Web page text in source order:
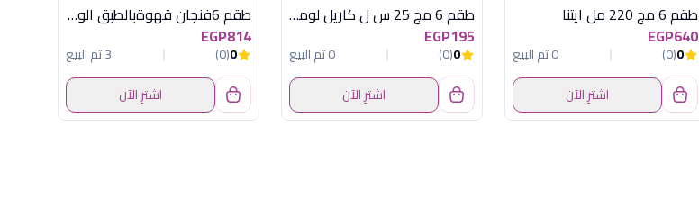
طقم 6 مج 220 مل ايتنا
EGP640
0
(0)
0 تم البيع
اشترِ الآن
طقم 6 مج 25 س ل كاريل لومينارك اماراتي
EGP195
0
(0)
0 تم البيع
اشترِ الآن
طقم 6فنجان قهوةبالطبق الوان اكسفوردXL038
EGP814
0
(0)
3 تم البيع
اشترِ الآن